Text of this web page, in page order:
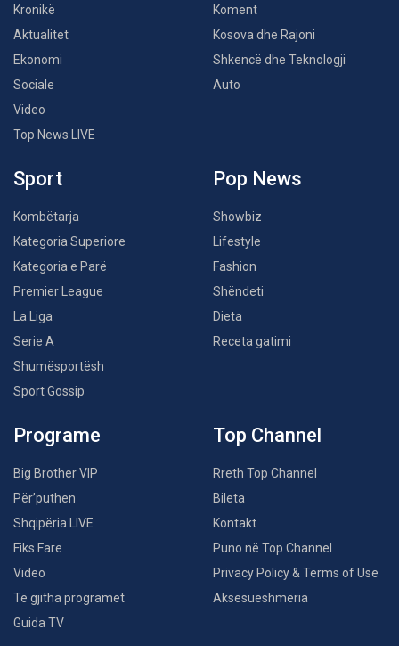
Kronikë
Aktualitet
Ekonomi
Sociale
Video
Top News LIVE
Koment
Kosova dhe Rajoni
Shkencë dhe Teknologji
Auto
Sport
Kombëtarja
Kategoria Superiore
Kategoria e Parë
Premier League
La Liga
Serie A
Shumësportësh
Sport Gossip
Pop News
Showbiz
Lifestyle
Fashion
Shëndeti
Dieta
Receta gatimi
Programe
Big Brother VIP
Për’puthen
Shqipëria LIVE
Fiks Fare
Video
Të gjitha programet
Guida TV
Top Channel
Rreth Top Channel
Bileta
Kontakt
Puno në Top Channel
Privacy Policy & Terms of Use
Aksesueshmëria